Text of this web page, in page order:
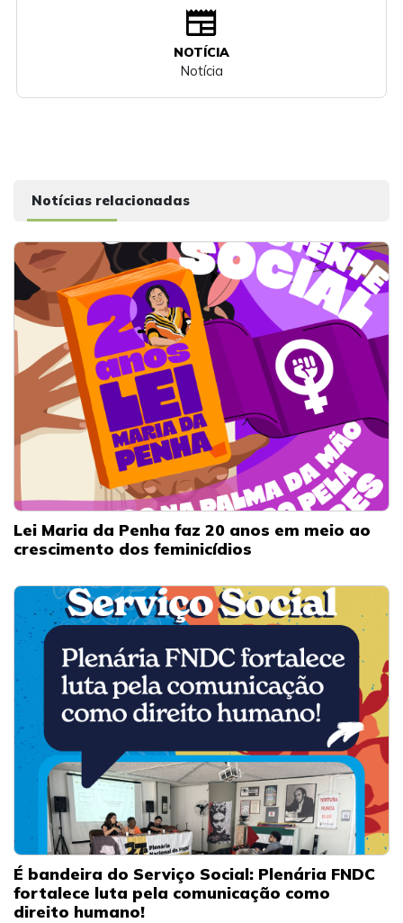
newspaper
NOTÍCIA
Notícia
Notícias relacionadas
Lei Maria da Penha faz 20 anos em meio ao
crescimento dos feminicídios
É bandeira do Serviço Social: Plenária FNDC
fortalece luta pela comunicação como
direito humano!